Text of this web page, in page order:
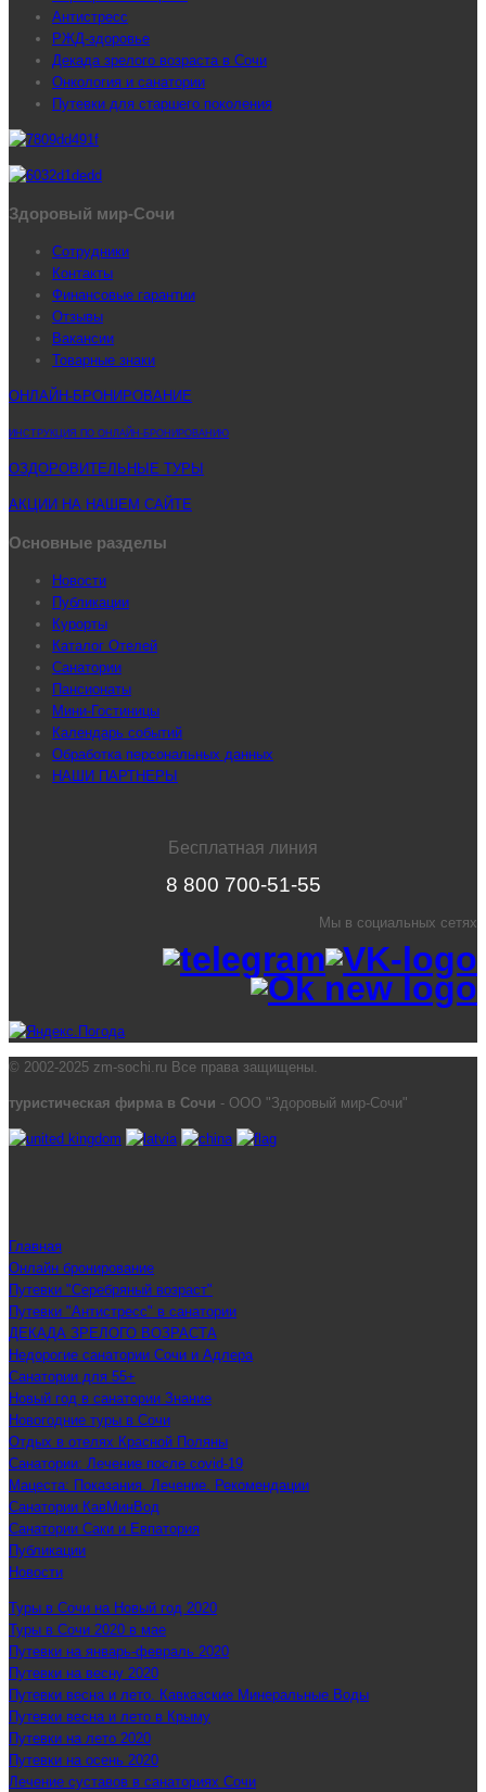
Антистресс
РЖД-здоровье
Декада зрелого возраста в Сочи
Онкология и санатории
Путевки для старшего поколения
Здоровый мир-Сочи
Сотрудники
Контакты
Финансовые гарантии
Отзывы
Вакансии
Товарные знаки
ОНЛАЙН-БРОНИРОВАНИЕ
ИНСТРУКЦИЯ ПО ОНЛАЙН-БРОНИРОВАНИЮ
ОЗДОРОВИТЕЛЬНЫЕ ТУРЫ
АКЦИИ НА НАШЕМ САЙТЕ
Основные разделы
Новости
Публикации
Курорты
Каталог Отелей
Санатории
Пансионаты
Мини-Гостиницы
Календарь событий
Обработка персональных данных
НАШИ ПАРТНЕРЫ
Бесплатная линия
8 800 700-51-55
Мы в социальных сетях
© 2002-2025 zm-sochi.ru Все права защищены.
туристическая фирма в Сочи - ООО "Здоровый мир-Сочи"
Главная
Онлайн бронирование
Путевки "Серебряный возраст"
Путевки "Антистресс" в санатории
ДЕКАДА ЗРЕЛОГО ВОЗРАСТА
Недорогие санатории Сочи и Адлера
Санатории для 55+
Новый год в санатории Знание
Новогодние туры в Сочи
Отдых в отелях Красной Поляны
Санатории: Лечение после covid-19
Мацеста: Показания. Лечение. Рекомендации
Санатории КавМинВод
Санатории Саки и Евпатория
Публикации
Новости
Туры в Сочи на Новый год 2020
Туры в Сочи 2020 в мае
Путевки на январь-февраль 2020
Путевки на весну 2020
Путевки весна и лето. Кавказские Минеральные Воды
Путевки весна и лето в Крыму
Путевки на лето 2020
Путевки на осень 2020
Лечение суставов в санаториях Сочи